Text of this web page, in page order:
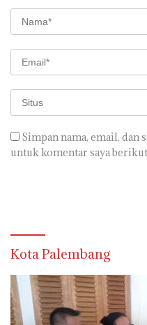
Simpan nama, email, dan
untuk komentar saya
Kota Palembang